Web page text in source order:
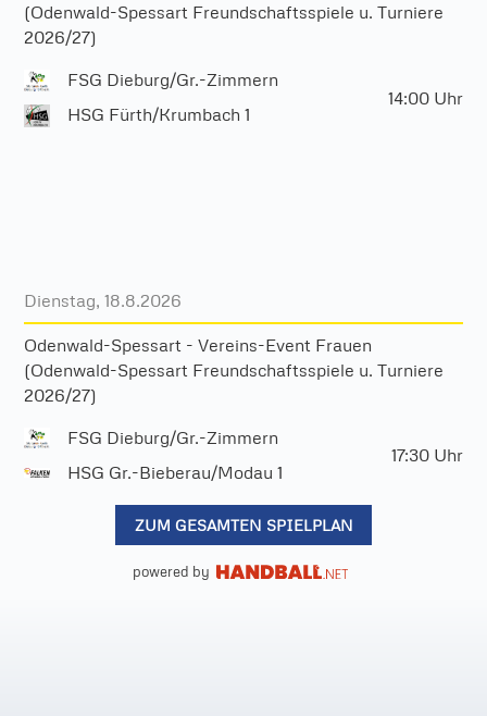
(Odenwald-Spessart Freundschaftsspiele u. Turniere
2026/27)
FSG Dieburg/Gr.-Zimmern
HSG Fürth/Krumbach 1
14:00Uhr
Dienstag, 18.8.2026
Odenwald-Spessart - Vereins-Event Frauen
(Odenwald-Spessart Freundschaftsspiele u. Turniere
2026/27)
FSG Dieburg/Gr.-Zimmern
HSG Gr.-Bieberau/Modau 1
17:30Uhr
ZUM GESAMTEN SPIELPLAN
powered by
kein heimlicher Datenaustausch sonst wohin
DATENSCHUTZ